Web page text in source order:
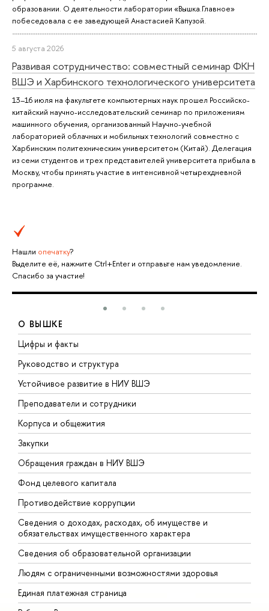
образовании. О деятельности лаборатории «Вышка.Главное»
побеседовала с ее заведующей Анастасией Капузой.
5 августа 2026
Развивая сотрудничество: совместный семинар ФКН
ВШЭ и Харбинского технологического университета
13–16 июля на факультете компьютерных наук прошел Российско-
китайский научно-исследовательский семинар по приложениям
машинного обучения, организованный Научно-учебной
лабораторией облачных и мобильных технологий совместно с
Харбинским политехническим университетом (Китай). Делегация
из семи студентов и трех представителей университета прибыла в
Москву, чтобы принять участие в интенсивной четырехдневной
программе.
Нашли опечатку?
Выделите её, нажмите Ctrl+Enter и отправьте нам уведомление.
Спасибо за участие!
О ВЫШКЕ
Цифры и факты
Руководство и структура
Устойчивое развитие в НИУ ВШЭ
Преподаватели и сотрудники
Корпуса и общежития
Закупки
Обращения граждан в НИУ ВШЭ
Фонд целевого капитала
Противодействие коррупции
Сведения о доходах, расходах, об имуществе и
обязательствах имущественного характера
Сведения об образовательной организации
Людям с ограниченными возможностями здоровья
Единая платежная страница